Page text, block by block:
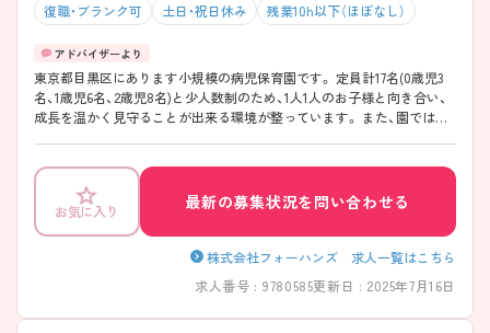
復職・ブランク可 土日・祝日休み 残業10h以下（ほぼなし）
東京都目黒区にあります小規模の病児保育園です。 定員計17名(0歳児3
名、1歳児6名、2歳児8名)と少人数制のため、1人1人のお子様と向き合い、
成長を温かく見守ることが出来る環境が整っています。 また、園では完
んどないため、ワークライフバランスも充実させることができます！ ご
興味のある方はぜひお声がけください。
お気に入り
最新の募集状況を問い合わせる
株式会社フォーハンズ 求人一覧はこちら
求人番号 : 9780585更新日 : 2025年7月16日